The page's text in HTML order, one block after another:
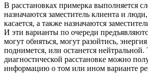
В расстановках примерка выполняется
назначаются заместитель клиента и
касается, а также назначаются
И эти варианты по очереди
могут обняться, могут разойтись,
поднимется, или останется нейтральной.
диагностической расстановке можно
информацию о том или ином варианте